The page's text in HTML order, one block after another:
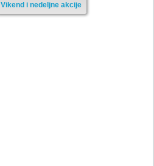
Vikend i nedeljne akcije